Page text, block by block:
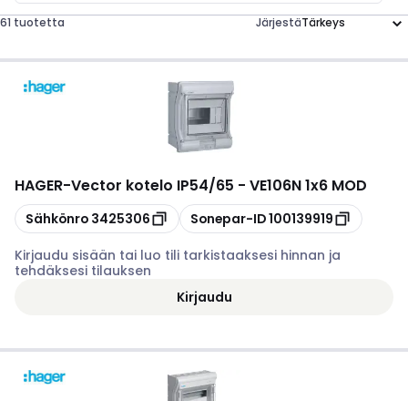
61 tuotetta Järjestä
HAGER-Vector kotelo IP54/65 - VE106N 1x6 MOD
Kopioi
Sähkönro 3425306 Kopioi
Sonepar-ID100139919
Kirjaudu sisään tai luo tili tarkistaaksesi hinnan ja
tehdäksesi tilauksen
Kirjaudu